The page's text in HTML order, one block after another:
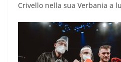
Crivello nella sua Verbania a